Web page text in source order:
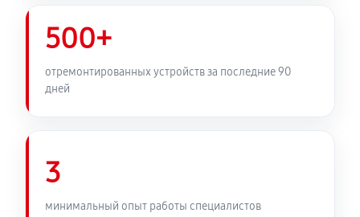
500+
отремонтированных устройств за последние 90
дней
3
минимальный опыт работы специалистов